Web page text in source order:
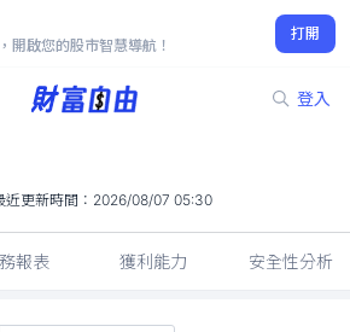
開啟您的股市智慧導航！
打開
登入
122.50
0.4%
近更新時間： 2026/08/07 05:30
報表 獲利能力 安全性分析